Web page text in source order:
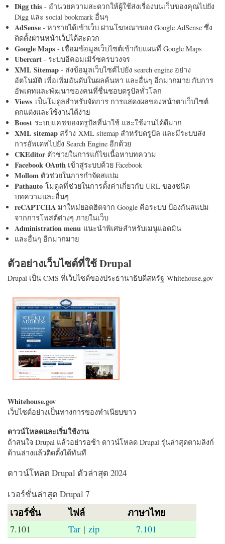
Digg this - อำนวยความสะดวกให้ผู้ใช้ส่งเรื่องบนเว็บของคุณไปยัง
Digg และ social bookmark อื่นๆ
AdSense - หารายได้เข้าเว็บ ผ่านโฆษณาของ Google AdSense ซึ่ง
ติดตั้งผ่านหน้าเว็บได้สะดวก
Google Maps - เชื่อมข้อมูลเว็บไซต์เข้ากับแผนที่ Google Maps
Ubercart - ระบบอีคอมเมิร์ซครบวงจร
XML Sitemap - ส่งข้อมูลเว็บไซต์ไปยัง search engine อย่าง
อัตโนมัติ เพื่อเพิ่มอันดับในผลค้นหา และอื่นๆ อีกมากมาย กับการ
อัพเดทและพัฒนาของคนที่ชื่นชอบดรูปัลทั่วโลก
Views เป็นโมดูลสำหรับจัดการ การแสดงผลของหน้าตาเว็บไซต์
ตกแต่งและใช้งานได้ง่าย
Boost ระบบแคชของดรูปัลที่น่าใช้ และใช้งานได้ดีมาก
XML sitemap สร้าง XML sitemap สำหรับดรูปัล และมีระบบส่ง
การอัพเดทไปยัง Search Engine อีกด้วย
CKEditorตัวช่วยในการแก้ไขเนื้อหาบทความ
Facebook OAuth เข้าสู่ระบบด้วย Facebook
Mollom ตัวช่วยในการกำจัดสแปม
Pathauto โมดูลที่ช่วยในการตั้งค่าเกี่ยวกับ URL ของชนิด
บทความและอื่นๆ
reCAPTCHA มาใหม่ยอดฮิตจาก Google คือระบบ ป้องกันสแปม
จากการโพสต์ต่างๆ ภายในเว็บ
Administration menu แนะนำพิเศษสำหรับเมนูแอดมิน
และอื่นๆ อีกมากมาย
ตัวอย่างเว็บไซต์ที่ใช้ Drupal
Drupal เป็น CMS ที่เว็บไซต์ของประธานาธิบดีสหรัฐ Whitehouse.gov
Whitehouse.gov
เว็บไซต์อย่างเป็นทางการของทำเนียบขาว
ดาวน์โหลดและเริ่มใช้งาน
ถ้าสนใจ Drupal แล้วอย่ารอช้า ดาวน์โหลด Drupal รุ่นล่าสุดตามลิงก์
ด้านล่างแล้วติดตั้งได้ทันที
ดาวน์โหลด Drupal ตัวล่าสุด 2024
เวอร์ชั่นล่าสุด Drupal 7
เวอร์ชั่น ไฟล์ ภาษาไทย
7.101 Tar |zip 7.101